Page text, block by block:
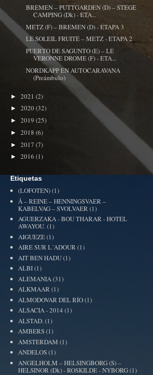
BREMEN – PUTTGARDEN (D) – STEGE
CAMPING (Dk) - ETA...
METZ (F) – BREMEN (D) - ETAPA 3
LE SOLEIL FRUITÉ – METZ - ETAPA 2
PUERTO DE SAGUNTO (E) – LE
VERONNE DROME (F) - ETA...
NORDKAPP EN AUTOCARAVANA
(Preámbulo)
► 2021 (2)
► 2020(32)
► 2019 (25)
► 2018 (6)
► 2017 (7)
► 2016 (1)
Etiquetas
(LOFOTEN)(1)
Å – REINE – HENNINGSVAER –
KABELVAG – SVOLVAER (1)
AGUERZAKA - BOU THARAR - HOTEL
AWAYOU.(1)
AIGUEZE(1)
AIRE SUR L´ADOUR(1)
AIT BEN HADU(1)
ALBI(1)
ALEMANIA (31)
ALKMAAR(1)
ALMODOVAR DEL RÍO(1)
ALSACIA - 2014 (1)
ALSTAD. (1)
AMBERS(1)
AMSTERDAM (1)
ANDELOS(1)
ANGELHOLM – HELSINGBORG (S) –
HELSINOR (Dk) - ROSKILDE - NYBORG(1)